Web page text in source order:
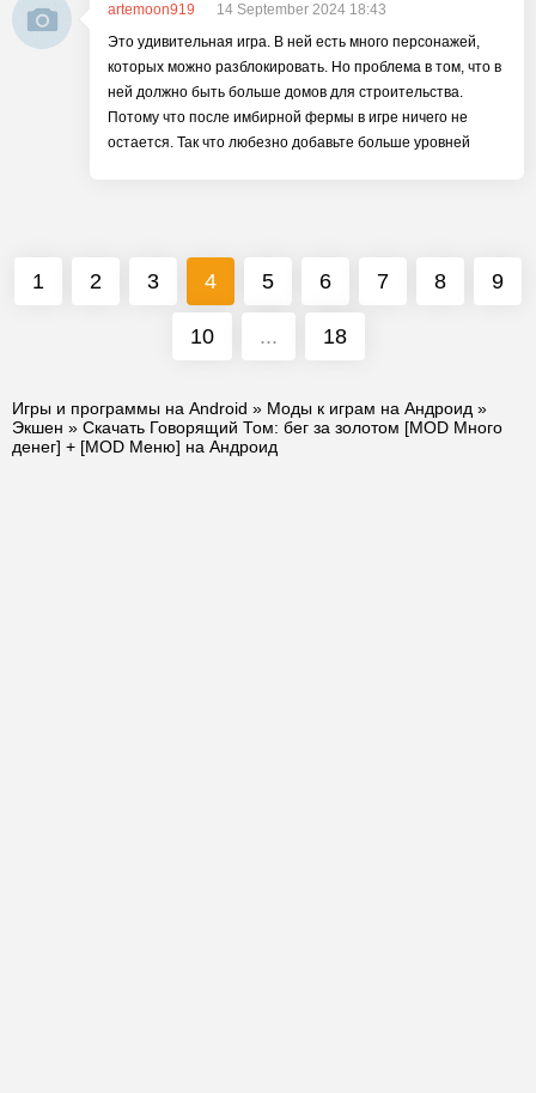
artemoon919
14 September 2024 18:43
Это удивительная игра. В ней есть много персонажей,
которых можно разблокировать. Но проблема в том, что в
ней должно быть больше домов для строительства.
Потому что после имбирной фермы в игре ничего не
остается. Так что любезно добавьте больше уровней
1 2 3 4 5 6 7 8 9
10 ... 18
Игры и программы на Android » Моды к играм на Андроид »
Экшен » Скачать Говорящий Том: бег за золотом [MOD Много
денег] + [MOD Меню] на Андроид